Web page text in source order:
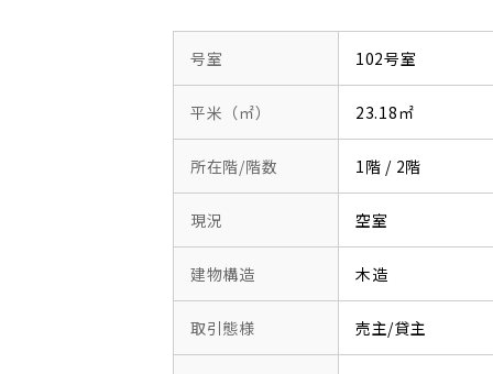
号室 102号室
平米（㎡） 23.18㎡
所在階/階数 1階 / 2階
現況 空室
建物構造 木造
取引態様 売主/貸主